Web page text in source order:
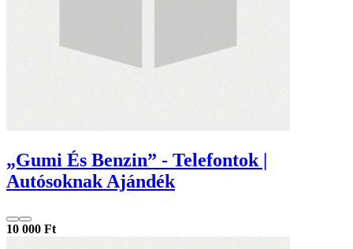
„Gumi És Benzin” - Telefontok |
Autósoknak Ajándék
10 000 Ft